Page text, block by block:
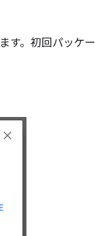
す。初回パッケー